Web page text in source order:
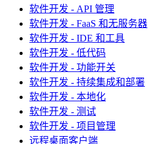
软件开发 - API 管理
软件开发 - FaaS 和无服务器
软件开发 - IDE 和工具
软件开发 - 低代码
软件开发 - 功能开关
软件开发 - 持续集成和部署
软件开发 - 本地化
软件开发 - 测试
软件开发 - 项目管理
远程桌面客户端